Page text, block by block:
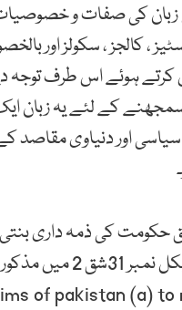
زبان کی صفات و
، کالجز ، سکولز اور
ہوئے اس طرف توجہ
کے لئے یہ زبان
اور دنیاوی مقاصد
حکومت کی ذمہ داری
مذکور ہے ـ:
of pakistan (a)